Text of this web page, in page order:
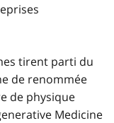
tirent parti du
de renommée
de physique
Medicine